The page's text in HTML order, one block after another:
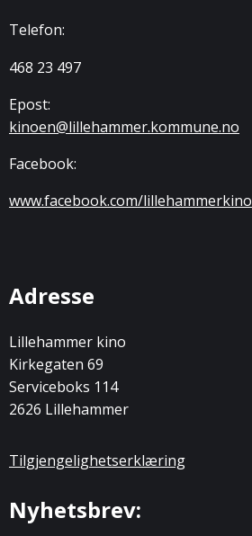
Telefon:
468 23 497
Epost:
kinoen@lillehammer.kommune.no
Facebook:
www.facebook.com/lillehammerkino
Adresse
Lillehammer kino
Kirkegaten 69
Serviceboks 114
2626 Lillehammer
Tilgjengelighetserklæring
Nyhetsbrev: